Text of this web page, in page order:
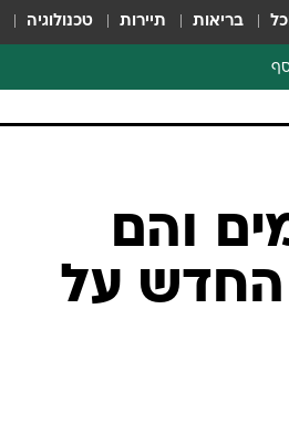
בריאות תיירות טכנולוגיה
והם
החדש על